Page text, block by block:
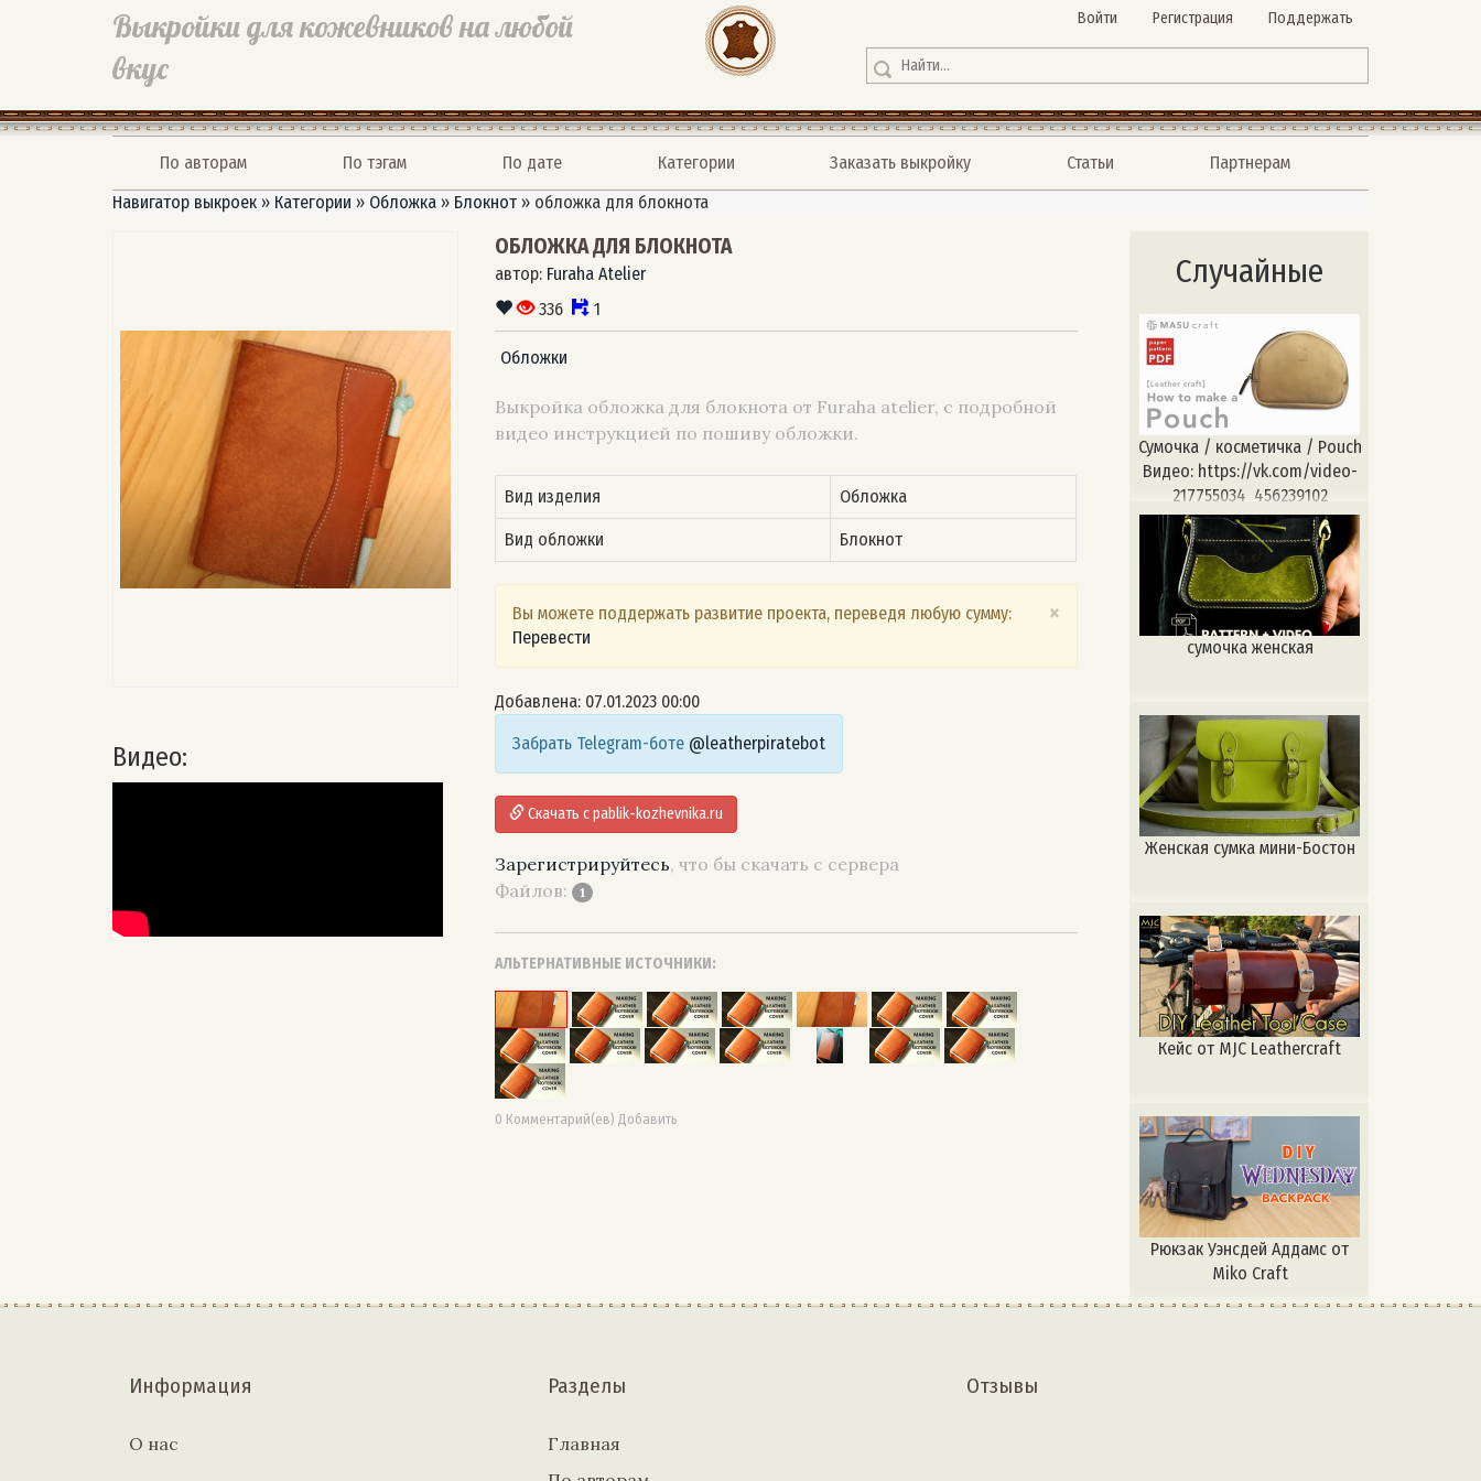
Выкройки для кожевников на любой
вкус
Войти Регистрация Поддержать
По авторам По тэгам По дате Категории Заказать выкройку Статьи
Партнерам
Навигатор выкроек » Категории » Обложка » Блокнот » обложка для блокнота
Видео:
ОБЛОЖКА ДЛЯ БЛОКНОТА
автор: Furaha Atelier
336
1
Обложки
Выкройка обложка для блокнота от Furaha atelier, с подробной
видео инструкцией по пошиву обложки.
Вид изделия Обложка
Вид обложки Блокнот
×
Вы можете поддержать развитие проекта, переведя любую сумму:
Перевести
Добавлена: 07.01.2023 00:00
Забрать Telegram-боте @leatherpiratebot
Скачать с pablik-kozhevnika.ru
Зарегистрируйтесь, что бы скачать с сервера
Файлов:
1
АЛЬТЕРНАТИВНЫЕ ИСТОЧНИКИ:
0 Комментарий(ев) Добавить
Случайные
Сумочка / косметичка / Pouch
Видео: https://vk.com/video-
217755034_456239102
сумочка женская
Женская сумка мини-Бостон
Кейс от MJC Leathercraft
Рюкзак Уэнсдей Аддамс от
Miko Craft
Информация
О нас
Разделы
Главная
Отзывы